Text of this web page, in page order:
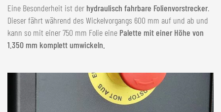
Eine Besonderheit ist der hydraulisch fahrbare Folienvorstrecker.
Dieser fährt während des Wickelvorgangs 600 mm auf und ab und
kann so mit einer 750 mm Folie eine Palette mit einer Höhe von
1.350 mm komplett umwickeln.